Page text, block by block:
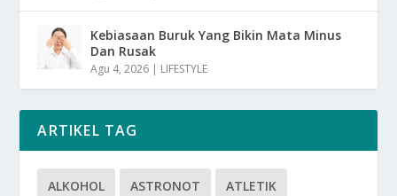
Kebiasaan Buruk Yang Bikin Mata Minus
Dan Rusak
Agu 4, 2026 | LIFESTYLE
ARTIKEL TAG
ALKOHOL ASTRONOT ATLETIK